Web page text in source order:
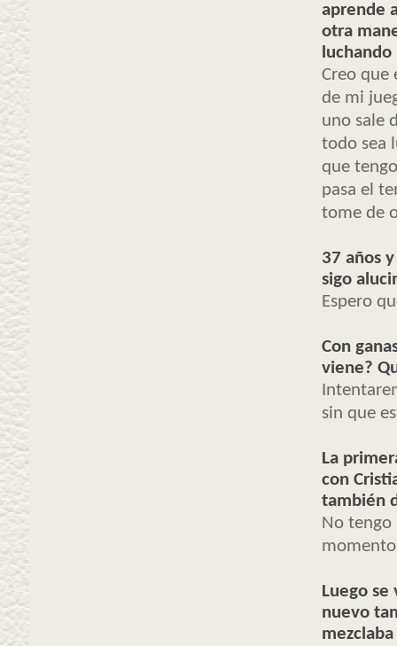
aprende
otra
luchando
Creo que
de mi
uno sale
todo sea
que
pasa el
tome de
37 años
sigo
Espero
Con
viene?
I
sin que
La
con
también
No tengo
Luego
nuevo